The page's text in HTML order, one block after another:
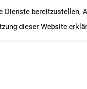
bereitzustellen,
dieser Website